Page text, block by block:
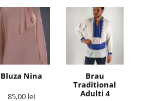
Bluza Nina
85,00 lei
Brau
Traditional
Adulti 4